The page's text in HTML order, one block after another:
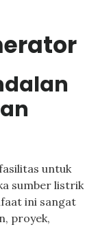
untuk
sumber listrik
ini sangat
proyek,